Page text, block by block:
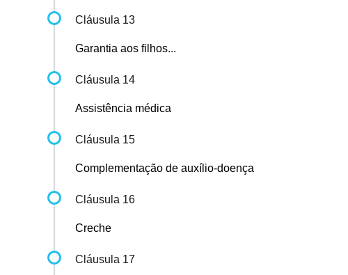
Cláusula 13
Garantia aos filhos...
Cláusula 14
Assistência médica
Cláusula 15
Complementação de auxílio-doença
Cláusula 16
Creche
Cláusula 17